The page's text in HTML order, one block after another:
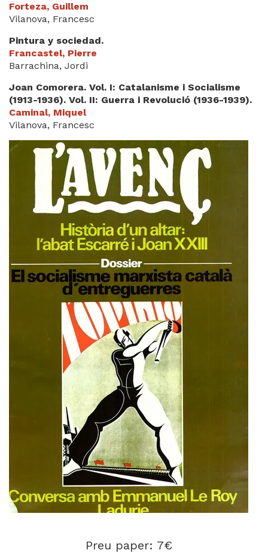
Forteza, Guillem
Vilanova, Francesc
Pintura y sociedad.
Francastel, Pierre
Barrachina, Jordi
Joan Comorera. Vol. I: Catalanisme i Socialisme
(1913-1936). Vol. II: Guerra i Revolució (1936-1939).
Caminal, Miquel
Vilanova, Francesc
Preu paper: 7€